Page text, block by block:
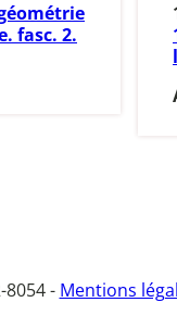
fasc. 2.
8054 - Mentions